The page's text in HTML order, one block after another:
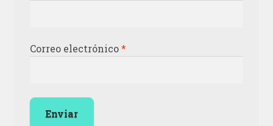
Correo electrónico*